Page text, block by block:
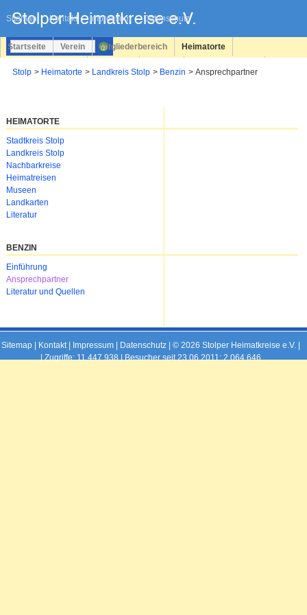
Sitemap Kontakt Impressum Datenschutz
überspringen
Startseite Verein Mitgliederbereich Heimatorte
Stolp Heimatorte Landkreis Stolp Benzin Ansprechpartner
HEIMATORTE
Navigation
überspringen
Stadtkreis Stolp
Landkreis Stolp
Nachbarkreise
Heimatreisen
Museen
Landkarten
Literatur
BENZIN
Navigation
überspringen
Einführung
Ansprechpartner
Literatur und Quellen
Sitemap| Kontakt| Impressum| Datenschutz| © 2026 Stolper Heimatkreise e.V. |
|Zugriffe: 11.447.938 | Besucher seit 23.06.2011: 2.064.646